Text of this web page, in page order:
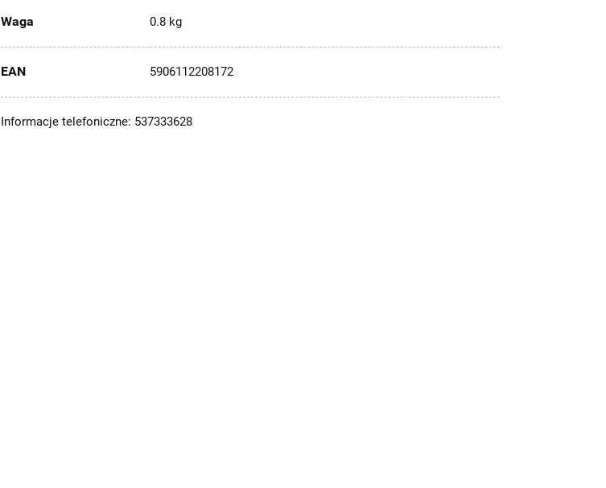
Waga 0.8 kg
EAN 5906112208172
Informacje telefoniczne: 537333628